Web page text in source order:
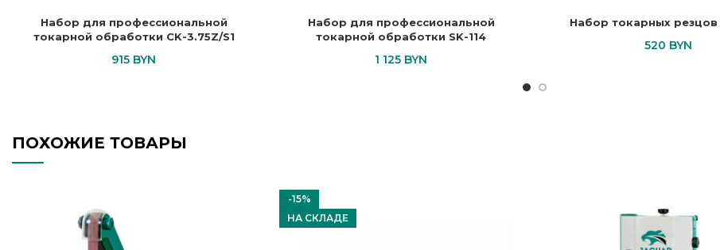
Набор для профессиональной
токарной обработки CK-3.75Z/S1
915 BYN
Набор для профессиональной
токарной обработки SK-114
1 125 BYN
Набор токарных резцов
520 BYN
ПОХОЖИЕ ТОВАРЫ
-15%
НА СКЛАДЕ